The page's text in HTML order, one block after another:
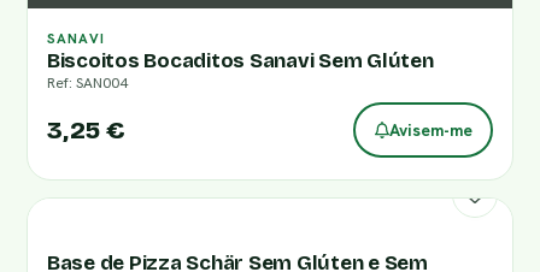
SANAVI
Biscoitos Bocaditos Sanavi Sem Glúten
Ref: SAN004
3,25 € Avisem-me
Base de Pizza Schär Sem Glúten e Sem